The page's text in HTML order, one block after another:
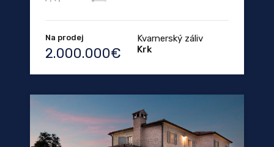
Na prodej
2.000.000€
Kvarnerský záliv
Krk